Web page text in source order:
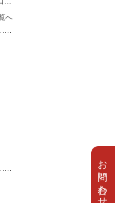
お問い合わせ
へ